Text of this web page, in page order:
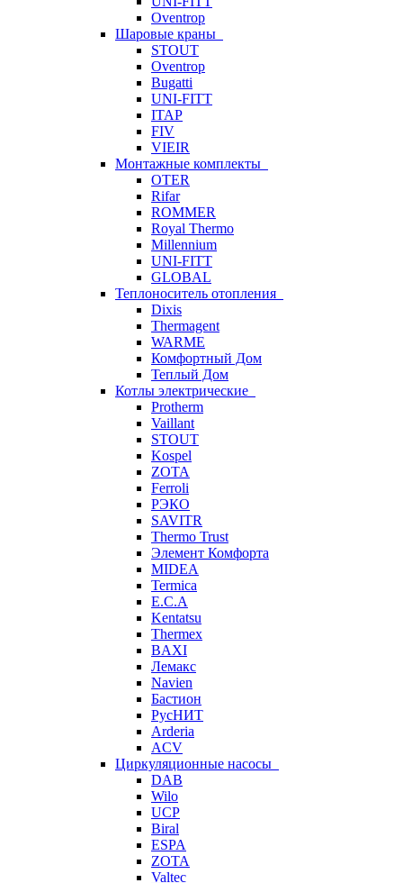
Oventrop
Шаровые краны
STOUT
Oventrop
Bugatti
UNI-FITT
ITAP
FIV
VIEIR
Монтажные комплекты
OTER
Rifar
ROMMER
Royal Thermo
Millennium
UNI-FITT
GLOBAL
Теплоноситель отопления
Dixis
Thermagent
WARME
Комфортный Дом
Теплый Дом
Котлы электрические
Protherm
Vaillant
STOUT
Kospel
ZOTA
Ferroli
РЭКО
SAVITR
Thermo Trust
Элемент Комфорта
MIDEA
Termica
E.C.A
Kentatsu
Thermex
BAXI
Лемакс
Navien
Бастион
РусНИТ
Arderia
ACV
Циркуляционные насосы
DAB
Wilo
UCP
Biral
ESPA
ZOTA
Valtec